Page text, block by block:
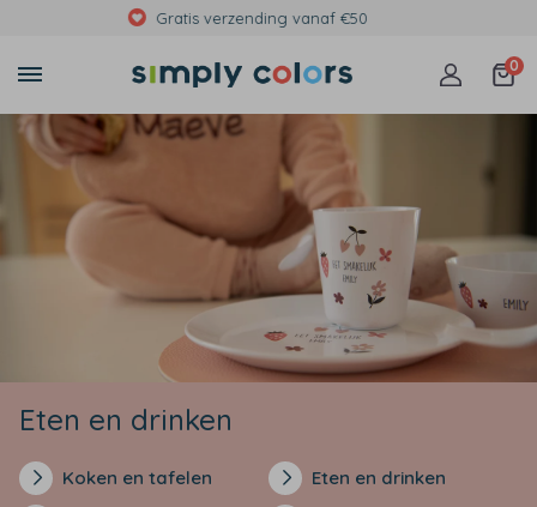
Met foto's, eigen tekst of print
0
Eten en drinken
Koken en tafelen
Eten en drinken